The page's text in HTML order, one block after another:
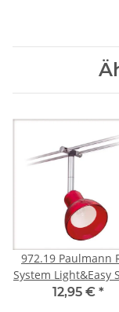
972.19 Paulmann Rail
System Light&Easy
Spot Chili 1x35W
12,95 € *